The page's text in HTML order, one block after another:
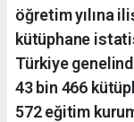
öğretim yılına
kütüphane
Türkiye
43 bin 466
572 eğitim